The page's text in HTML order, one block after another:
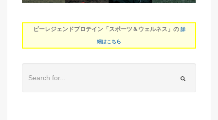
ビーレジェンドプロテイン「スポーツ＆ウェルネス」の 詳
細はこちら